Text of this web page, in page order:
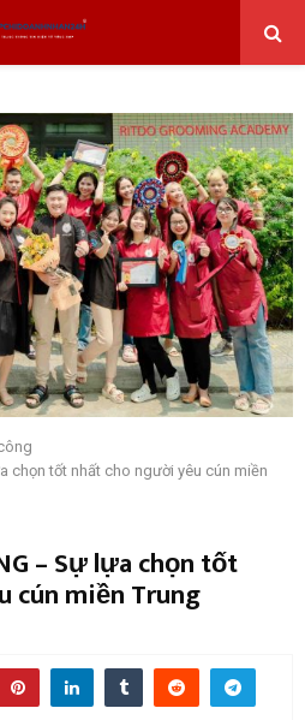
chọn tốt nhất cho người yêu cún miền
– Sự lựa chọn tốt
cún miền Trung